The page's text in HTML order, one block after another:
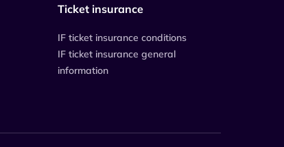
Ticket insurance
IF ticket insurance conditions
IF ticket insurance general
information